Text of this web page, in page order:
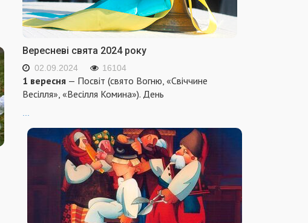
Вересневі свята 2024 року
02.09.2024 16104
1 вересня — Посвіт (свято Вогню, «Свіччине
Весілля», «Весілля Комина»). День
...